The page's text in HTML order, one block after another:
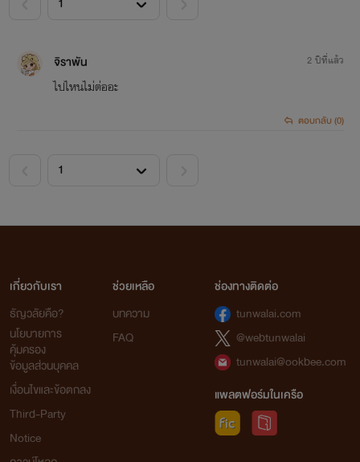
จิราพัน
ไปไหนไม่ต่ออะ
2 ปีที่แล้ว
ตอบกลับ (0)
เกี่ยวกับเรา
ธัญวลัยคือ?
นโยบายการ
คุ้มครอง
ข้อมูลส่วนบุคคล
เงื่อนไขและข้อตกลง
Third-Party
Notice
ช่วยเหลือ
บทความ
FAQ
ช่องทางติดต่อ
tunwalai.com
@webtunwalai
tunwalai@ookbee.com
แพลตฟอร์มในเครือ